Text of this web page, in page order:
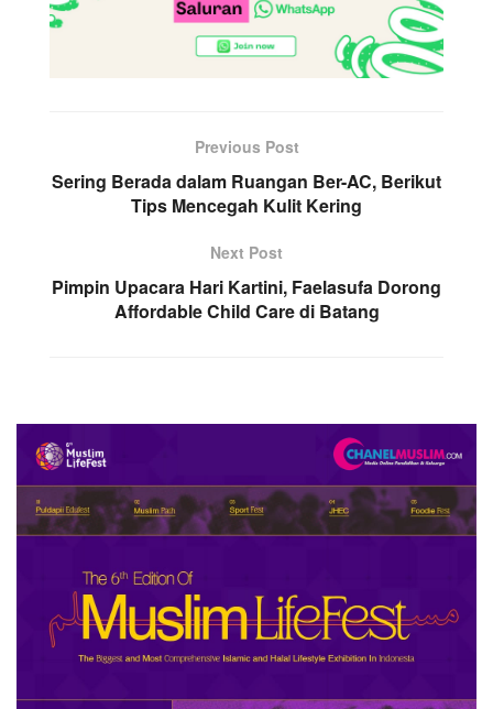
Previous Post
Sering Berada dalam Ruangan Ber-AC, Berikut
Tips Mencegah Kulit Kering
Next Post
Pimpin Upacara Hari Kartini, Faelasufa Dorong
Affordable Child Care di Batang